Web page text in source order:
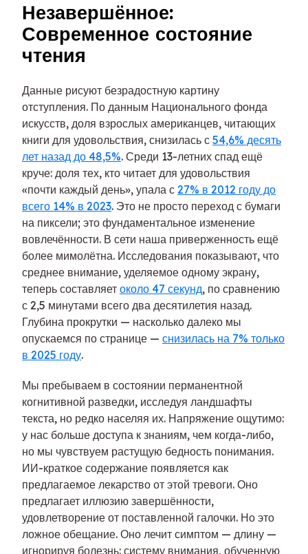
Незавершённое:
Современное состояние
чтения
Данные рисуют безрадостную картину
отступления. По данным Национального фонда
искусств, доля взрослых американцев, читающих
книги для удовольствия, снизилась с 54,6% десять
лет назад до 48,5%. Среди 13-летних спад ещё
круче: доля тех, кто читает для удовольствия
«почти каждый день», упала с 27% в 2012 году до
всего 14% в 2023. Это не просто переход с бумаги
на пиксели; это фундаментальное изменение
вовлечённости. В сети наша приверженность ещё
более мимолётна. Исследования показывают, что
среднее внимание, уделяемое одному экрану,
теперь составляет около 47 секунд, по сравнению
с 2,5 минутами всего два десятилетия назад.
Глубина прокрутки — насколько далеко мы
опускаемся по странице — снизилась на 7% только
в 2025 году.
Мы пребываем в состоянии перманентной
когнитивной разведки, исследуя ландшафты
текста, но редко населяя их. Напряжение ощутимо:
у нас больше доступа к знаниям, чем когда-либо,
но мы чувствуем растущую бедность понимания.
ИИ-краткое содержание появляется как
предлагаемое лекарство от этой тревоги. Оно
предлагает иллюзию завершённости,
удовлетворение от поставленной галочки. Но это
ложное обещание. Оно лечит симптом — длину —
игнорируя болезнь: систему внимания, обученную